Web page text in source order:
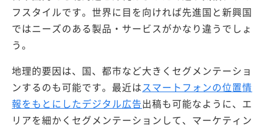
フスタイルです。世界に目を向ければ先進国と新興国
ではニーズのある製品・サービスがかなり違うでしょ
う。
地理的要因は、国、都市など大きくセグメンテーショ
ンするのも可能です。最近はスマートフォンの位置情
報をもとにしたデジタル広告出稿も可能なように、エ
リアを細かくセグメンテーションして、マーケティン